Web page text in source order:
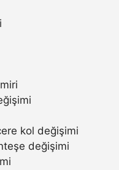
kol değişimi
değişimi